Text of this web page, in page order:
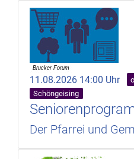
11.08.2026 14:00 Uhr
Schöngeising
Der Pfarrei und